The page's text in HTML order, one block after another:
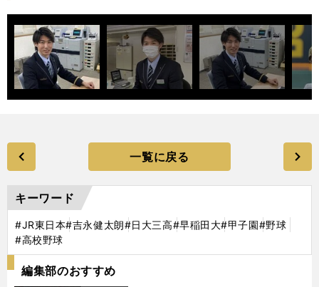
一覧に戻る
キーワード
#JR東日本#吉永健太朗#日大三高#早稲田大#甲子園#野球
#高校野球
編集部のおすすめ